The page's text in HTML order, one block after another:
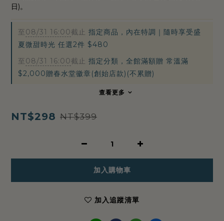
日)。
至08/31 16:00截止 指定商品，內在特調｜隨時享受盛
夏微甜時光 任選2件 $480
至08/31 16:00截止 指定分類，全館滿額贈 常溫滿
$2,000贈春水堂徽章(創始店款)(不累贈)
查看更多
NT$298 NT$399
加入購物車
加入追蹤清單